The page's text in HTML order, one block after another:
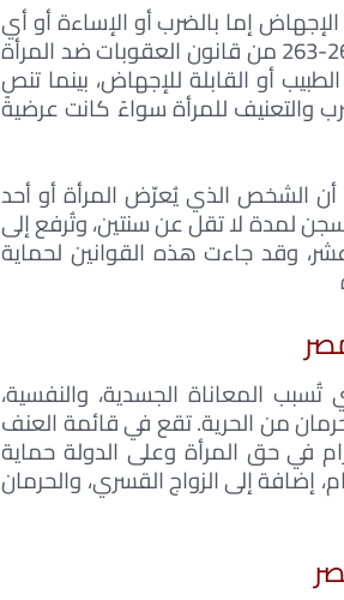
إما بالضرب أو الإساءة أو أي
وسائل الإجهاض بالأشغال الشاقة المؤقتة وبالسجن حسب المواد 260-263 من قانون العقوبات ضد المرأة
أو القابلة للإجهاض، بينما تنص
والضرب والتعنيف للمرأة سواءً كانت عرضيةً
المصري على أن الشخص الذي يُعرّض المرأة أو أحد
لمدة لا تقل عن سنتين، وتُرفع إلى
وقد جاءت هذه القوانين لحماية
المعاناة الجسدية، والنفسية،
من الحرية. تقع في قائمة العنف
في حق المرأة وعلى الدولة حماية
إضافة إلى الزواج القسري، والحرمان